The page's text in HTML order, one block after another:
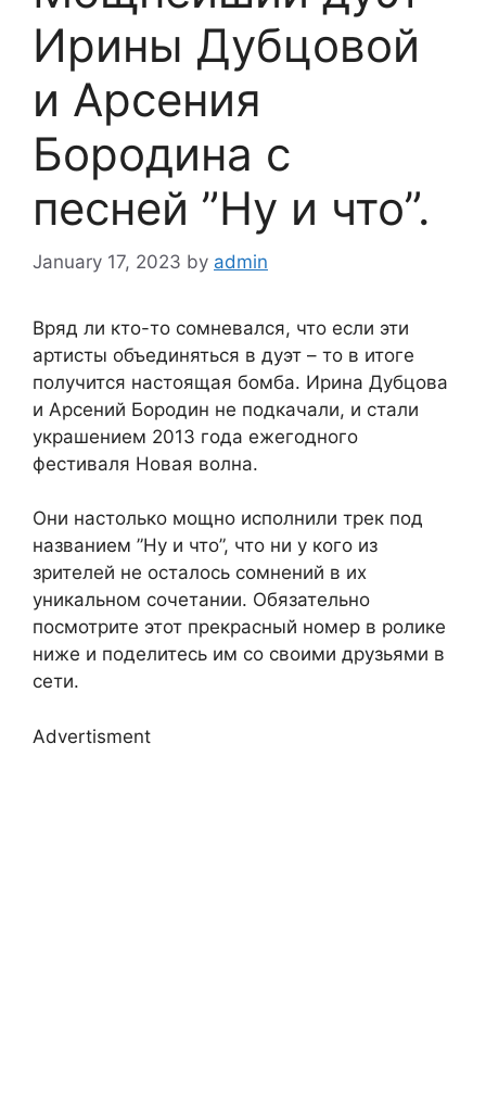
Ирины Дубцовой
и Арсения
Бородина с
песней ”Ну и что”.
January 17, 2023 by admin
Вряд ли кто-то сомневался, что если эти
артисты объединяться в дуэт – то в итоге
получится настоящая бомба. Ирина Дубцова
и Арсений Бородин не подкачали, и стали
украшением 2013 года ежегодного
фестиваля Новая волна.
Они настолько мощно исполнили трек под
названием ”Ну и что”, что ни у кого из
зрителей не осталось сомнений в их
уникальном сочетании. Обязательно
посмотрите этот прекрасный номер в ролике
ниже и поделитесь им со своими друзьями в
сети.
Advertisment